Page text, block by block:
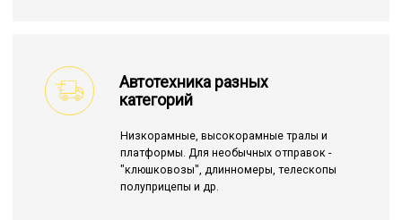
Автотехника разных
категорий
Низкорамные, высокорамные тралы и
платформы. Для необычных отправок -
"клюшковозы", длинномеры, телескопы
полуприцепы и др.